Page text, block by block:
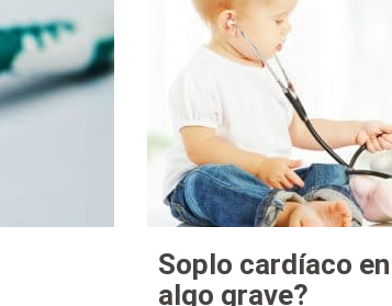
Soplo cardíaco
algo grave?